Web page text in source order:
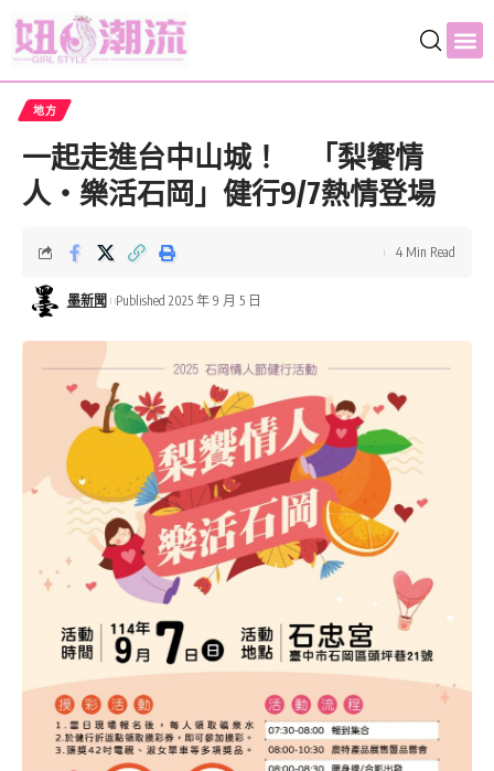
地方
一起走進台中山城！ 「梨饗情
人・樂活石岡」健行9/7熱情登場
墨新聞 Published 2025 年 9 月 5 日
4 Min Read